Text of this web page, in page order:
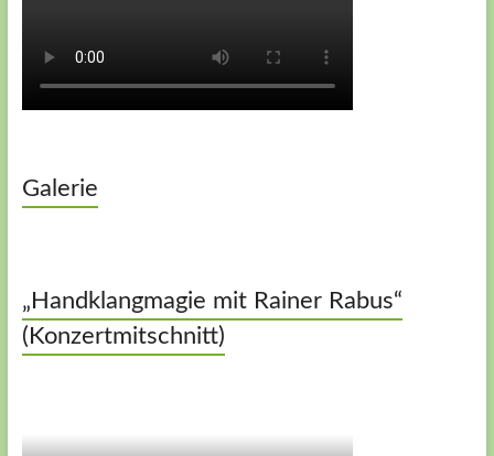
Galerie
„Handklangmagie mit Rainer Rabus“
(Konzertmitschnitt)